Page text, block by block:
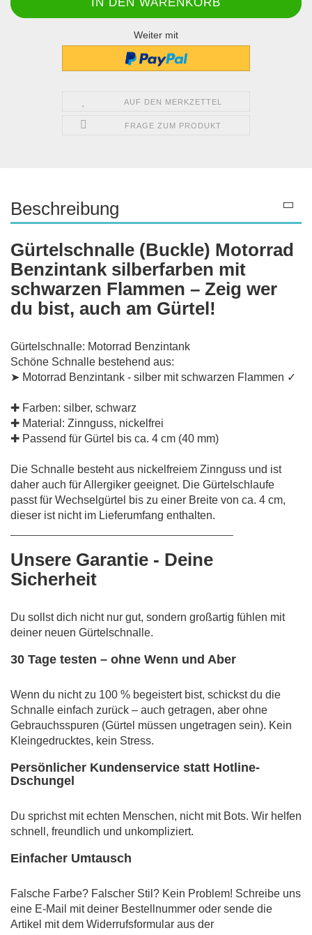
Weiter mit
AUF DEN MERKZETTEL
FRAGE ZUM PRODUKT
Beschreibung
Gürtelschnalle (Buckle) Motorrad
Benzintank silberfarben mit
schwarzen Flammen – Zeig wer
du bist, auch am Gürtel!
Gürtelschnalle: Motorrad Benzintank
Schöne Schnalle bestehend aus:
➤ Motorrad Benzintank - silber mit schwarzen Flammen ✓
✚ Farben: silber, schwarz
✚ Material: Zinnguss, nickelfrei
✚ Passend für Gürtel bis ca. 4 cm (40 mm)
Die Schnalle besteht aus nickelfreiem Zinnguss und ist
daher auch für Allergiker geeignet. Die Gürtelschlaufe
passt für Wechselgürtel bis zu einer Breite von ca. 4 cm,
dieser ist nicht im Lieferumfang enthalten.
Unsere Garantie - Deine
Sicherheit
Du sollst dich nicht nur gut, sondern großartig fühlen mit
deiner neuen Gürtelschnalle.
30 Tage testen – ohne Wenn und Aber
Wenn du nicht zu 100 % begeistert bist, schickst du die
Schnalle einfach zurück – auch getragen, aber ohne
Gebrauchsspuren (Gürtel müssen ungetragen sein). Kein
Kleingedrucktes, kein Stress.
Persönlicher Kundenservice statt Hotline-
Dschungel
Du sprichst mit echten Menschen, nicht mit Bots. Wir helfen
schnell, freundlich und unkompliziert.
Einfacher Umtausch
Falsche Farbe? Falscher Stil? Kein Problem! Schreibe uns
eine E-Mail mit deiner Bestellnummer oder sende die
Artikel mit dem Widerrufsformular aus der